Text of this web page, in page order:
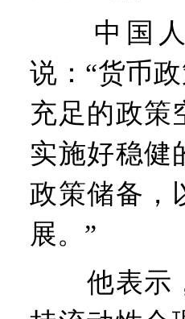
中国人
说：“货币
充足的政策
实施好稳健
政策储备，
展。”
他表示，